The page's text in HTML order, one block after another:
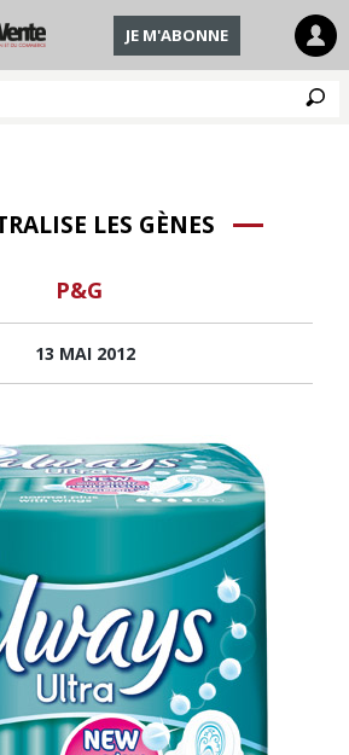
JE M'ABONNE
LES GÈNES
P&G
13 MAI 2012